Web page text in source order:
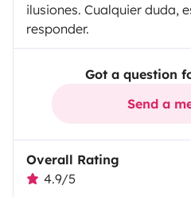
ilusiones. Cualquier duda,
responder.
Got a question
Send a
Overall Rating
4.9/5